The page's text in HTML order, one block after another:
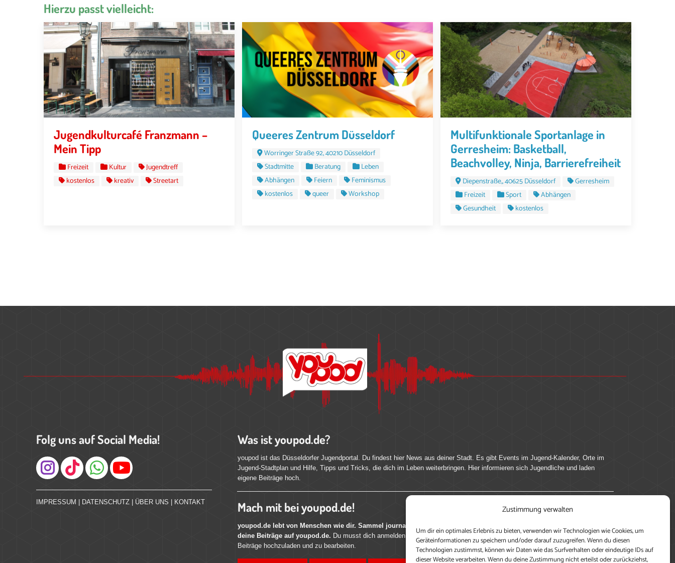
Zustimmung verwalten
Um dir ein optimales Erlebnis zu bieten, verwenden wir Technologien wie Cookies, um
Geräteinformationen zu speichern und/oder darauf zuzugreifen. Wenn du diesen
Technologien zustimmst, können wir Daten wie das Surfverhalten oder eindeutige IDs auf
dieser Website verarbeiten. Wenn du deine Zustimmung nicht erteilst oder zurückziehst,
Hierzu passt vielleicht:
Jugendkulturcafé Franzmann –
Mein Tipp
Freizeit Kultur
Jugendtreff
kostenlos
kreativ Streetart
Queeres Zentrum Düsseldorf
Worringer Straße 92, 40210 Düsseldorf
Stadtmitte
Beratung
Leben
Abhängen
Feiern
Feminismus
kostenlos
queer Workshop
Multifunktionale Sportanlage in
Gerresheim: Basketball,
Beachvolley, Ninja, Barrierefreiheit
Diepenstraße,, 40625 Düsseldorf
Gerresheim
Freizeit
Sport
Abhängen
Gesundheit
kostenlos
Folg uns auf Social Media!
Instagram
IMPRESSUM DATENSCHUTZ ÜBER UNS KONTAKT
Was ist youpod.de?
youpod ist das Düsseldorfer Jugendportal. Du findest hier News aus deiner Stadt. Es gibt Events im Jugend-Kalender, Orte im
Jugend-Stadtplan und Hilfe, Tipps und Tricks, die dich im Leben weiterbringen. Hier informieren sich Jugendliche und laden
eigene Beiträge hoch.
Mach mit bei youpod.de!
youpod.de lebt von Menschen wie dir. Sammel journalistische Erfahrung, teile deine Perspektive und veröffentliche
deine Beiträge auf youpod.de. Du musst dich anmelden, um alle Funktionen nutzen zu können, ein Profil anzulegen, eigene
Beiträge hochzuladen und zu bearbeiten.